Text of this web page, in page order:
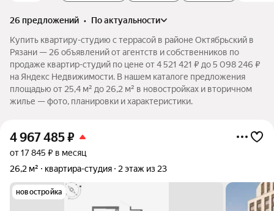
26 предложений •
по актуальности
Купить квартиру-студию с террасой в районе Октябрьский в
Рязани — 26 объявлений от агентств и собственников по
продаже квартир-студий по цене от 4 521 421 ₽ до 5 098 246 ₽
на Яндекс Недвижимости. В нашем каталоге предложения
площадью от 25,4 м² до 26,2 м² в новостройках и вторичном
жилье — фото, планировки и характеристики.
4 967 485₽
от 17 845 ₽ в месяц
26,2 м²
квартира-студия 2 этаж из 23
новостройка